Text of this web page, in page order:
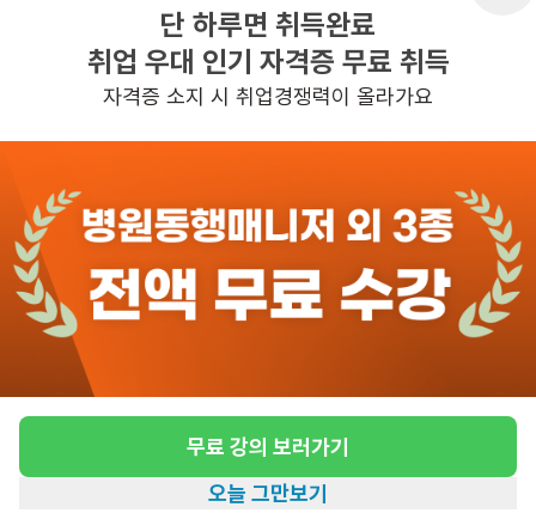
평일 : (근무시간) (오후) 8시 00분 ~ (오
전) 8시 00분, 주 5일 근무, 평균근무시
간 : 40
관심 일자리정보 더보기
1일전등록
반경 3KM 이내의 일자리 확인하기
단 하루면 취득완료
취업 우대 인기 자격증 무료 취득
자격증 소지 시 취업경쟁력이 올라가요
무료 강의 보러가기
오늘 그만보기